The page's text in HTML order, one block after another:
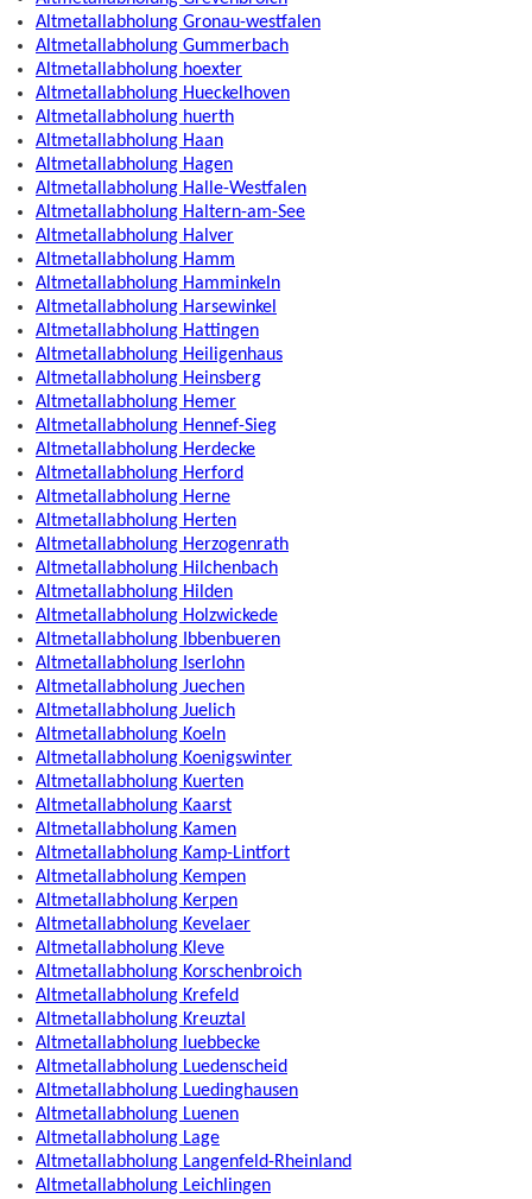
Altmetallabholung Gronau-westfalen
Altmetallabholung Gummerbach
Altmetallabholung hoexter
Altmetallabholung Hueckelhoven
Altmetallabholung huerth
Altmetallabholung Haan
Altmetallabholung Hagen
Altmetallabholung Halle-Westfalen
Altmetallabholung Haltern-am-See
Altmetallabholung Halver
Altmetallabholung Hamm
Altmetallabholung Hamminkeln
Altmetallabholung Harsewinkel
Altmetallabholung Hattingen
Altmetallabholung Heiligenhaus
Altmetallabholung Heinsberg
Altmetallabholung Hemer
Altmetallabholung Hennef-Sieg
Altmetallabholung Herdecke
Altmetallabholung Herford
Altmetallabholung Herne
Altmetallabholung Herten
Altmetallabholung Herzogenrath
Altmetallabholung Hilchenbach
Altmetallabholung Hilden
Altmetallabholung Holzwickede
Altmetallabholung Ibbenbueren
Altmetallabholung Iserlohn
Altmetallabholung Juechen
Altmetallabholung Juelich
Altmetallabholung Koeln
Altmetallabholung Koenigswinter
Altmetallabholung Kuerten
Altmetallabholung Kaarst
Altmetallabholung Kamen
Altmetallabholung Kamp-Lintfort
Altmetallabholung Kempen
Altmetallabholung Kerpen
Altmetallabholung Kevelaer
Altmetallabholung Kleve
Altmetallabholung Korschenbroich
Altmetallabholung Krefeld
Altmetallabholung Kreuztal
Altmetallabholung luebbecke
Altmetallabholung Luedenscheid
Altmetallabholung Luedinghausen
Altmetallabholung Luenen
Altmetallabholung Lage
Altmetallabholung Langenfeld-Rheinland
Altmetallabholung Leichlingen